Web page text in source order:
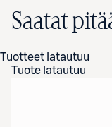
Saatat
Tuotteet latautuu
Tuote latautuu